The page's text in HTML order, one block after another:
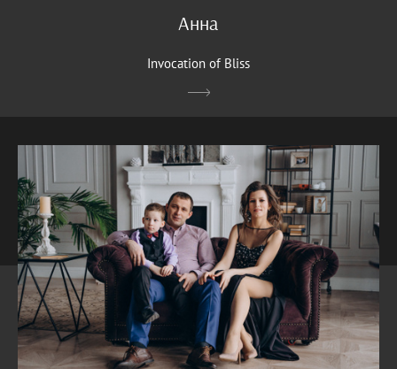
Анна
Invocation of Bliss